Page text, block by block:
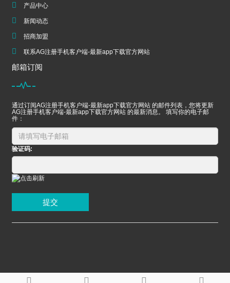
产品中心
新闻动态
招商加盟
联系AG注册手机客户端-最新app下载官方网站
邮箱订阅
通过订阅AG注册手机客户端-最新app下载官方网站 的邮件列表，您将更新
AG注册手机客户端-最新app下载官方网站 的最新消息。 填写你的电子邮
件：
验证码:
提交